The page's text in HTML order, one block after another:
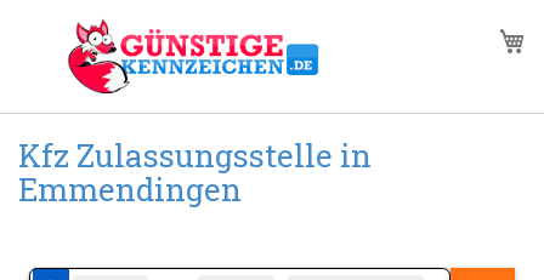
springen
Kfz Zulassungsstelle in
Emmendingen